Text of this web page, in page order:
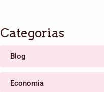
Categorias
Blog
Economia